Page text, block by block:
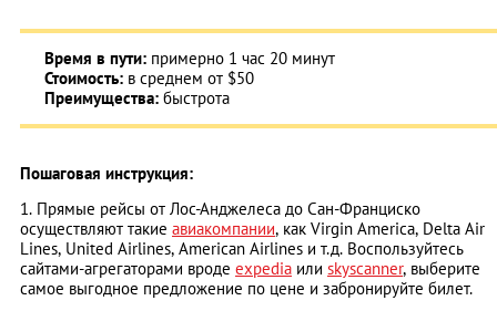
Время в пути: примерно 1 час 20 минут
Стоимость: в среднем от $50
Преимущества: быстрота
Пошаговая инструкция:
1. Прямые рейсы от Лос-Анджелеса до Сан-Франциско
осуществляют такие авиакомпании, как Virgin America, Delta Air
Lines, United Airlines, American Airlines и т.д. Воспользуйтесь
сайтами-агрегаторами вроде expedia или skyscanner, выберите
самое выгодное предложение по цене и забронируйте билет.